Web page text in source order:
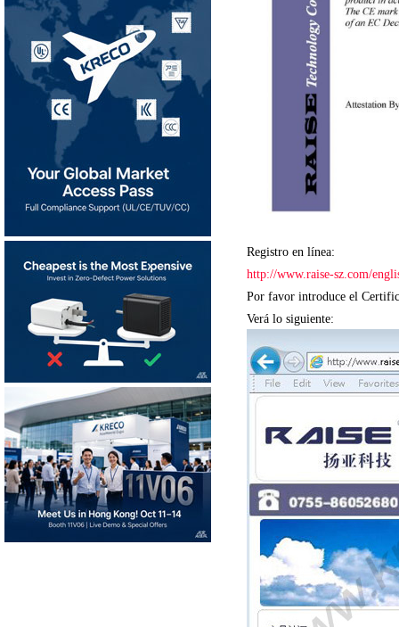
Registro en línea:
http://www.raise-sz.com/
Por favor introduce el
Verá lo siguiente: